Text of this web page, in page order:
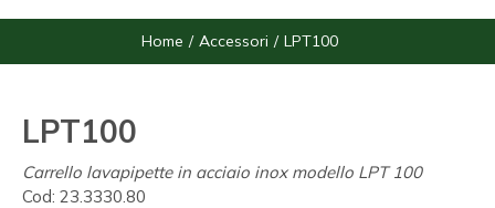
Home Accessori LPT100
LPT100
Carrello lavapipette in acciaio inox modello LPT 100
Cod: 23.3330.80